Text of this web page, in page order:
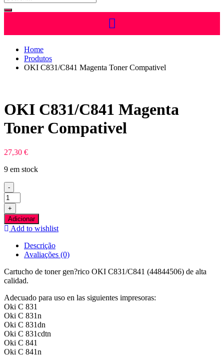
Home
Produtos
OKI C831/C841 Magenta Toner Compativel
OKI C831/C841 Magenta
Toner Compativel
27,30 €
9 em stock
-
Quantidade
de
OKI
C831/C841
Magenta
Compativel
+
Adicionar
Add to wishlist
Descrição
Avaliações (0)
Cartucho de toner gen?rico OKI C831/C841 (44844506) de alta
calidad.
Adecuado para uso en las siguientes impresoras:
Oki C 831
Oki C 831n
Oki C 831dn
Oki C 831cdtn
Oki C 841
Oki C 841n